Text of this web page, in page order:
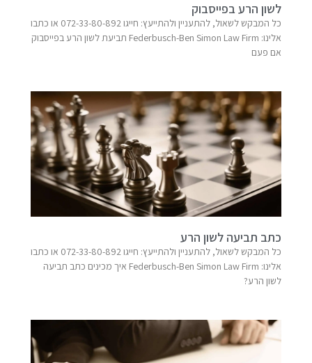
לשון הרע בפייסבוק
כל המבקש לשאול, להתעניין ולהתייעץ: חייגו 072-33-80-892 או כתבו
אלינו: Federbusch-Ben Simon Law Firm​ תביעת לשון הרע בפייסבוק
אם פעם
כתב תביעה לשון הרע
כל המבקש לשאול, להתעניין ולהתייעץ: חייגו 072-33-80-892 או כתבו
אלינו: Federbusch-Ben Simon Law Firm​ איך מכינים כתב תביעה
לשון הרע?